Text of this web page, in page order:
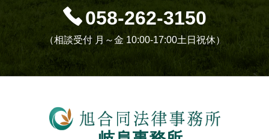
058-262-3150
（相談受付 月～金 10:00-17:00土日祝休）